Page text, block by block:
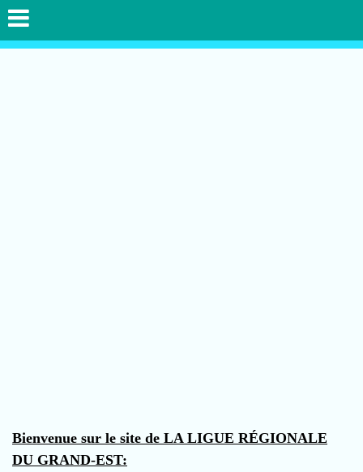
Bienvenue sur le site de LA LIGUE RÉGIONALE
DU GRAND-EST: